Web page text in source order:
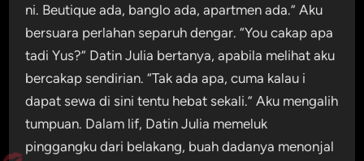
ni. Beutique ada, banglo ada, apartmen ada.” Aku
bersuara perlahan separuh dengar. “You cakap apa
tadi Yus?” Datin Julia bertanya, apabila melihat aku
bercakap sendirian. “Tak ada apa, cuma kalau i
dapat sewa di sini tentu hebat sekali.” Aku mengalih
tumpuan. Dalam lif, Datin Julia memeluk
pinggangku dari belakang, buah dadanya menonjal